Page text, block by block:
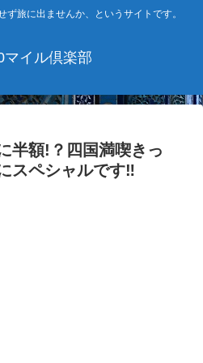
ず旅に出ませんか、というサイトです。
マイル倶楽部
半額!？四国満喫きっ
スペシャルです‼